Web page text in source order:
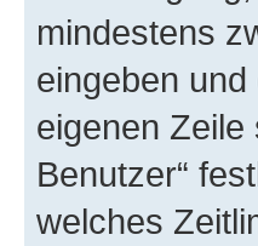
mindestens
eingeben
eigenen Zeile
Benutzer“
welches